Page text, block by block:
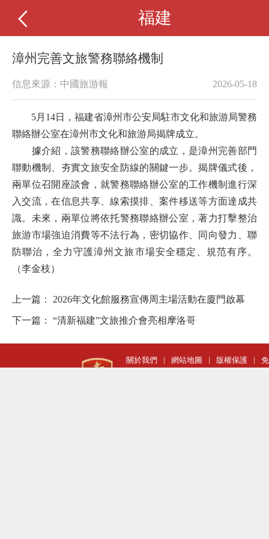
福建
漳州完善文旅警務聯絡機制
信息來源：中國旅游報 2026-05-18
5月14日，福建省漳州市公安局駐市文化和旅游局警務
聯絡辦公室在漳州市文化和旅游局揭牌成立。
據介紹，該警務聯絡辦公室的成立，是漳州完善部門
聯動機制、夯實文旅安全防線的關鍵一步。揭牌儀式後，
兩單位召開座談會，就警務聯絡辦公室的工作機制進行深
入交流，在信息共享、線索摸排、案件移送等方面達成共
識。未來，兩單位將依托警務聯絡辦公室，著力打擊整治
旅游市場強迫消費等不法行為，密切協作、同向發力、聯
防聯治，全力守護漳州文旅市場安全穩定、規范有序。
（李金枝）
上一篇： 2026年文化館服務宣傳周主場活動在廈門啟幕
下一篇： “清新福建”文旅推介會亮相摩洛哥